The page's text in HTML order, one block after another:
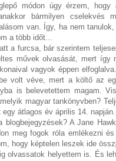
módon úgy érzem,
bármilyen
van. Így, ha nem
a több időt...
a furcsa, bár szerintem
művek olvasását, mert így
vagyok éppen
volt véve, mert a költő az
is belevetettem magam.
magyar tankönyvben?
egy átlagos év április 14. napján.
blogbejegyzések? A Jane
meg fogok róla emlékezni
hogy képtelen leszek ide
olvassatok helyettem is. És